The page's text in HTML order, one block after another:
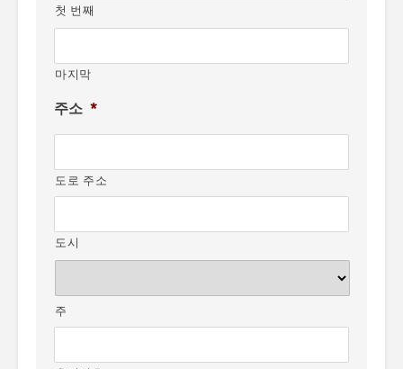
첫 번째
마지막
주소 *
도로 주소
도시
주